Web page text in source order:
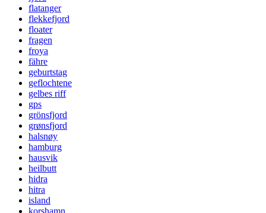
flatanger
flekkefjord
floater
fragen
froya
fähre
geburtstag
geflochtene
gelbes riff
gps
grönsfjord
grønsfjord
halsnøy
hamburg
hausvik
heilbutt
hidra
hitra
island